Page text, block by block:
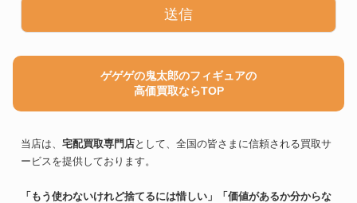
ゲゲゲの鬼太郎のフィギュアの
高価買取ならTOP
当店は、 宅配買取専門店として、全国の皆さまに信頼される買取サ
ービスを提供しております。
「もう使わないけれど捨てるには惜しい」「価値があるか分からな